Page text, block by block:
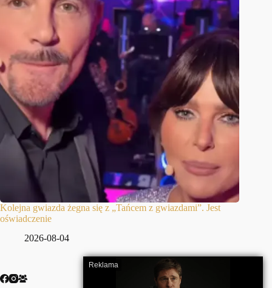
Kolejna gwiazda żegna się z „Tańcem z gwiazdami”. Jest
oświadczenie
2026-08-04